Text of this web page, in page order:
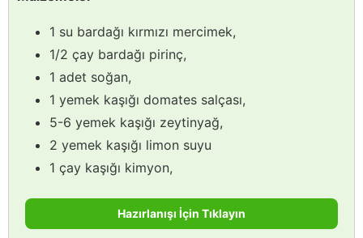
1 su bardağı kırmızı mercimek,
1/2 çay bardağı pirinç,
1 adet soğan,
1 yemek kaşığı domates salçası,
5-6 yemek kaşığı zeytinyağ,
2 yemek kaşığı limon suyu
1 çay kaşığı kimyon,
Hazırlanışı İçin Tıklayın